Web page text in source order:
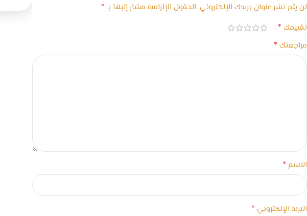
لن يتم نشر عنوان بريدك الإلكتروني. الحقول الإلزامية مشار إليها بـ*
تقييمك *
مراجعتك *
الاسم *
البريد الإلكتروني *